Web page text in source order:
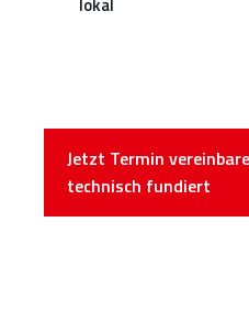
Jetzt Termin
technisch fundiert